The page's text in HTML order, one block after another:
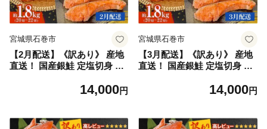
宮城県石巻市
【2月配送】《訳あり》 産地
直送！ 国産銀鮭 定塩切身 1.8
庭用 塩鮭 宮城県 石巻市
14,000円
宮城県石巻市
【3月配送】《訳あり》 産地
直送！ 国産銀鮭 定塩切身 1.8
庭用 塩鮭 宮城県 石巻市
14,000円